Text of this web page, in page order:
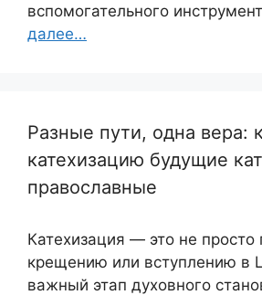
вспомогательного
далее…
Разные пути, одна вера:
катехизацию будущие
православные
Катехизация — это не просто
крещению или вступлению в
важный этап духовного